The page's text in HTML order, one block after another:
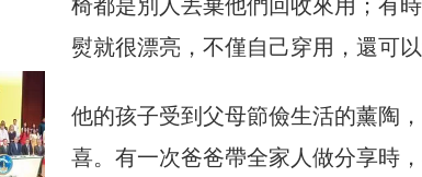
椅都是別人丟棄他們回收來用；有
熨就很漂亮，不僅自己穿用，還可以
他的孩子受到父母節儉生活的薰陶
喜。有一次爸爸帶全家人做分享時